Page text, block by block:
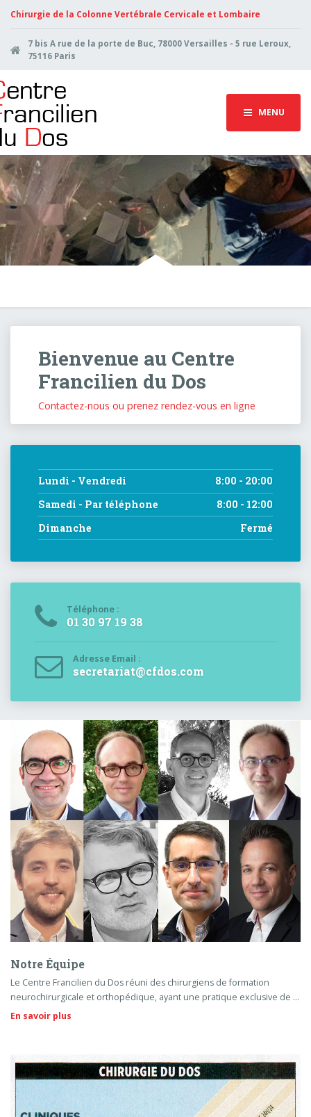
Chirurgie de la Colonne Vertébrale Cervicale et Lombaire
7 bis A rue de la porte de Buc, 78000 Versailles - 5 rue Leroux,
75116 Paris
MENU
Bienvenue au Centre
Francilien du Dos
Contactez-nous ou prenez rendez-vous en ligne
Lundi - Vendredi
8:00 - 20:00
Samedi - Par téléphone
8:00 - 12:00
Dimanche
Fermé
Téléphone :
01 30 97 19 38
Adresse Email :
secretariat@cfdos.com
Notre Équipe
Le Centre Francilien du Dos réuni des chirurgiens de formation
neurochirurgicale et orthopédique, ayant une pratique exclusive de …
En savoir plus